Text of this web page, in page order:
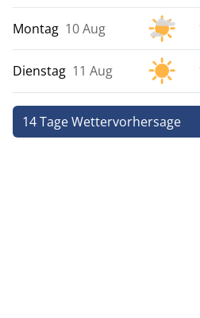
Montag 10 Aug
Dienstag 11 Aug
14 Tage Wettervorhersage